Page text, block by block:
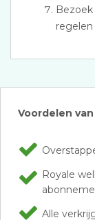
regelen
Voordelen
Royale
Alle